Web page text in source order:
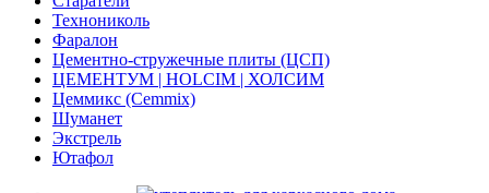
Технониколь
Фаралон
Цементно-стружечные плиты (ЦСП)
ЦЕМЕНТУМ | HOLCIM | ХОЛСИМ
Цеммикс (Cemmix)
Шуманет
Экстрель
Ютафол